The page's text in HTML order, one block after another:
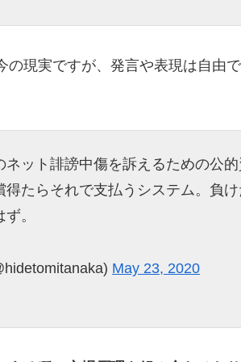
の現実ですが、発言や表現は自由
ネット誹謗中傷を訴えるための公
得たらそれで支払うシステム。負
。
May 23, 2020